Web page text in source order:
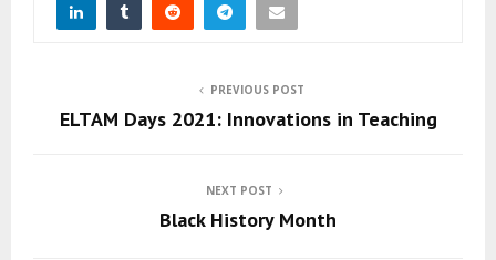
PREVIOUS POST
ELTAM Days 2021: Innovations in Teaching
NEXT POST
Black History Month